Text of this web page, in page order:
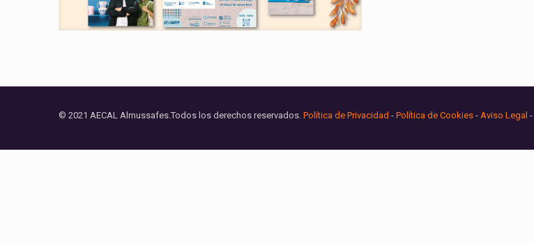
© 2021 AECAL Almussafes.Todos los derechos reservados. Política de Privacidad - Política de Cookies - Aviso Legal -